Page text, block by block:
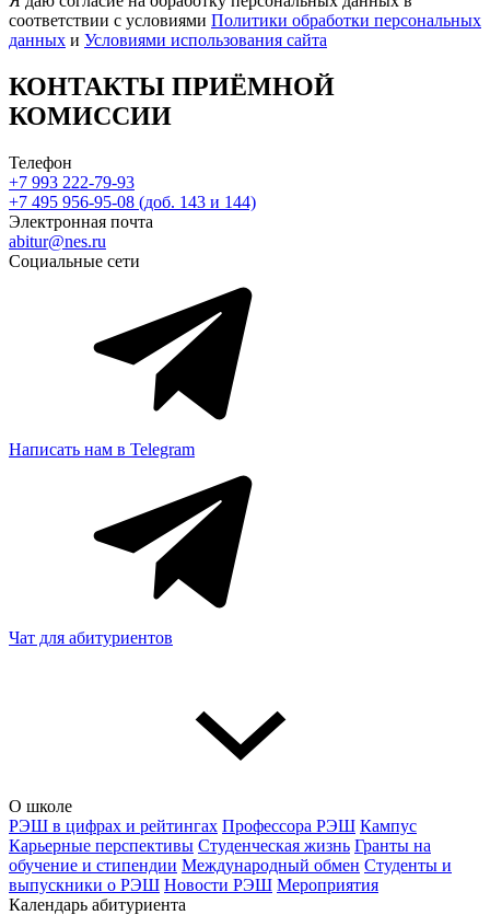
соответствии с условиями Политики обработки персональных
данных и Условиями использования сайта
КОНТАКТЫ ПРИЁМНОЙ
КОМИССИИ
Телефон
+7 993 222-79-93
+7 495 956-95-08 (доб. 143 и 144)
Электронная почта
abitur@nes.ru
Социальные сети
Написать нам в Telegram
Чат для абитуриентов
О школе
РЭШ в цифрах и рейтингах Профессора РЭШ Кампус
Карьерные перспективы Студенческая жизнь Гранты на
обучение и стипендии Международный обмен Студенты и
выпускники о РЭШ Новости РЭШ Мероприятия
Календарь абитуриента